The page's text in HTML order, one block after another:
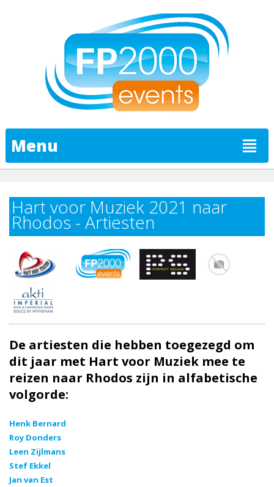
Menu
Hart voor Muziek 2021 naar
Rhodos - Artiesten
De artiesten die hebben toegezegd om
dit jaar met Hart voor Muziek mee te
reizen naar Rhodos zijn in alfabetische
volgorde:
Henk Bernard
Roy Donders
Leen Zijlmans
Stef Ekkel
Jan van Est